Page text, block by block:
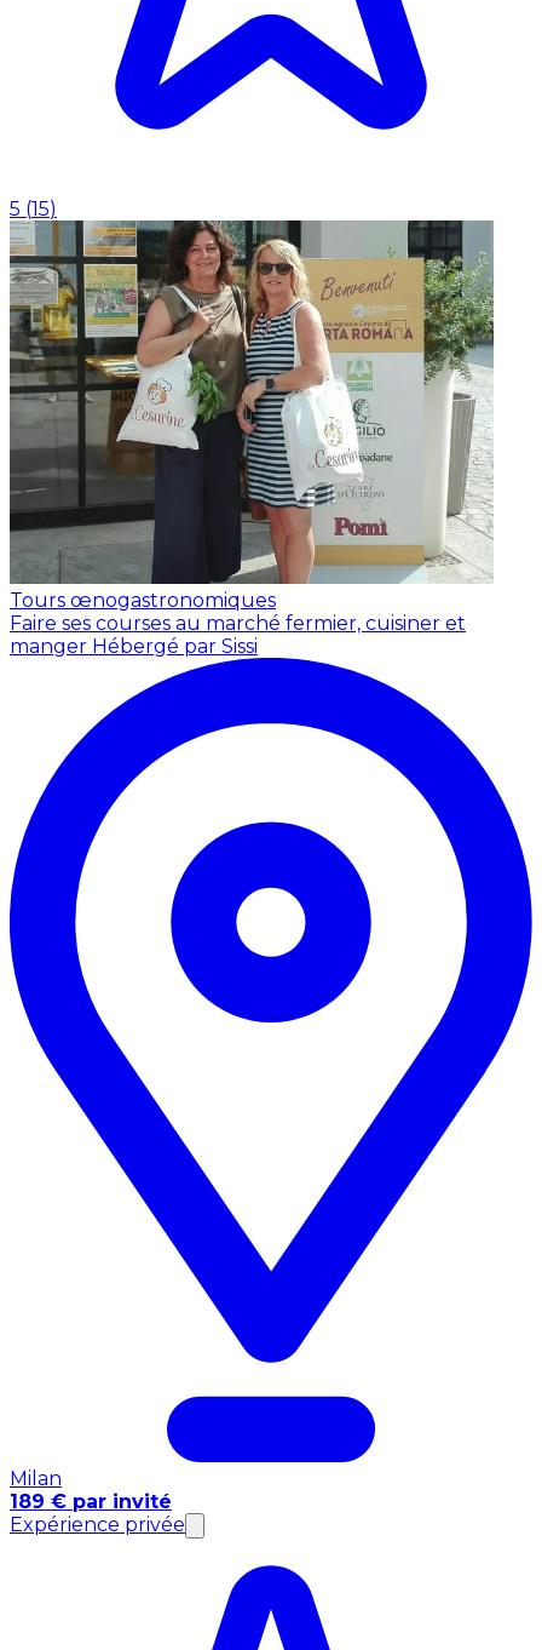
5 (15)
Tours œnogastronomiques
Faire ses courses au marché fermier, cuisiner et
manger Hébergé par Sissi
Milan
189 € par invité
Expérience privée